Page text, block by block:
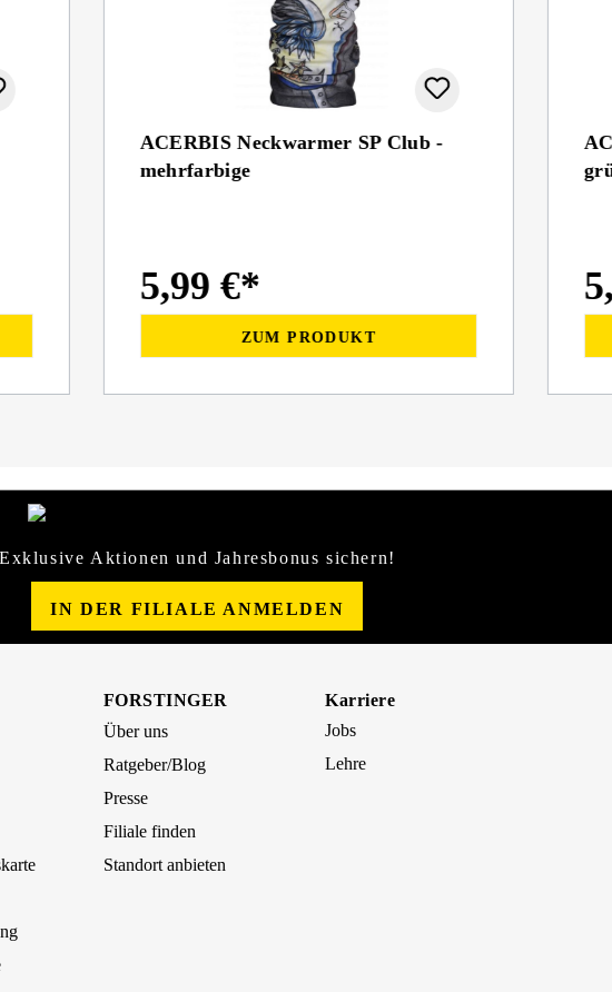
ACERBIS Neckwarmer SP Club -
mehrfarbige
5,99 €*
ZUM PRODUKT
Exklusive Aktionen und Jahresbonus sichern!
IN DER FILIALE ANMELDEN
FORSTINGER
Über uns
Ratgeber/Blog
Presse
Filiale finden
Standort anbieten
Karriere
Jobs
Lehre